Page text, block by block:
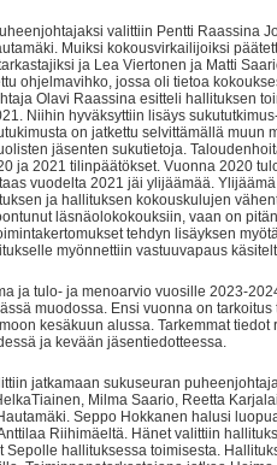
valittiin Pentti Raassina
Muiksi kokousvirkailijoiksi
ja Lea Viertonen ja Matti
ohjelmavihko, jossa oli tietoa
Olavi Raassina esitteli hallituksen
Niihin hyväksyttiin lisäys
on jatkettu selvittämällä muun
jäsenten sukutietoja.
ja 2021 tilinpäätökset. Vuonna 2020
vuodelta 2021 jäi ylijäämää.
ja hallituksen kokouskulujen
läsnäolokokouksiin, vaan on
tehdyn lisäyksen
myönnettiin vastuuvapaus
ja tulo- ja menoarvio vuosille 2023-
muodossa. Ensi vuonna on tarkoitus
kesäkuun alussa. Tarkemmat tiedot
ja kevään jäsentiedotteessa.
jatkamaan sukuseuran
Milma Saario, Reetta
Seppo Hokkanen halusi
Riihimäeltä. Hänet valittiin
Sepolle hallituksessa toimisesta.